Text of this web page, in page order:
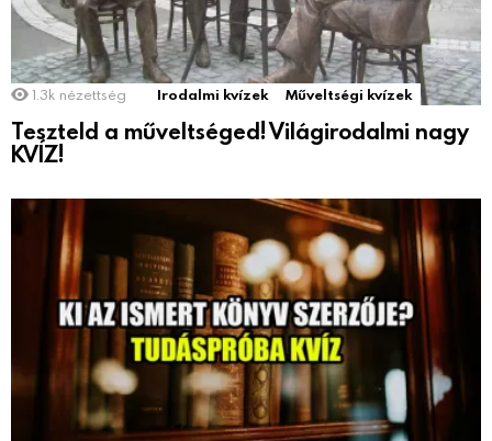
1.3k nézettség Irodalmi kvízek Műveltségi kvízek
Teszteld a műveltséged! Világirodalmi nagy
KVÍZ!